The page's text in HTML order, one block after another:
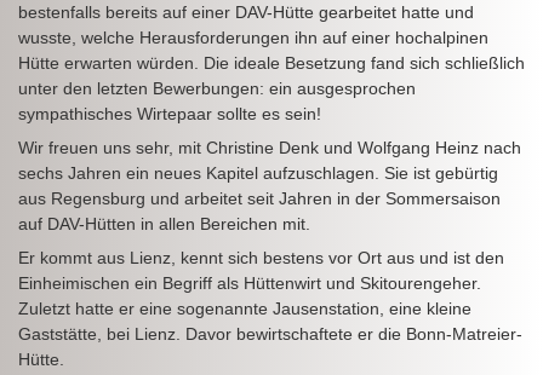
bestenfalls bereits auf einer DAV-Hütte gearbeitet hatte und
wusste, welche Herausforderungen ihn auf einer hochalpinen
Hütte erwarten würden. Die ideale Besetzung fand sich schließlich
unter den letzten Bewerbungen: ein ausgesprochen
sympathisches Wirtepaar sollte es sein!
Wir freuen uns sehr, mit Christine Denk und Wolfgang Heinz nach
sechs Jahren ein neues Kapitel aufzuschlagen. Sie ist gebürtig
aus Regensburg und arbeitet seit Jahren in der Sommersaison
auf DAV-Hütten in allen Bereichen mit.
Er kommt aus Lienz, kennt sich bestens vor Ort aus und ist den
Einheimischen ein Begriff als Hüttenwirt und Skitourengeher.
Zuletzt hatte er eine sogenannte Jausenstation, eine kleine
Gaststätte, bei Lienz. Davor bewirtschaftete er die Bonn-Matreier-
Hütte.